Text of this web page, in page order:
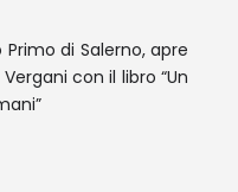
di Salerno, apre
con il libro “Un